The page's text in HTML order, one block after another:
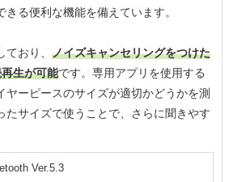
る便利な機能を備えています。
おり、 ノイズキャンセリングをつけた
生が可能です。専用アプリを使用する
ヤーピースのサイズが適切かどうかを測
たサイズで使うことで、さらに聞きやす
Ver.5.3